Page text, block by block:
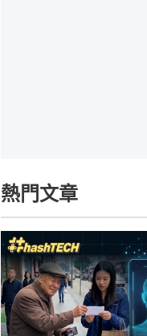
熱門文章